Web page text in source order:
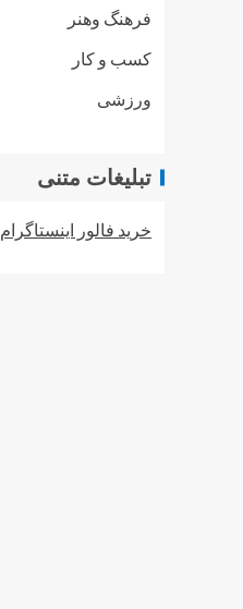
فرهنگ وهنر
کسب و کار
ورزشی
تبلیغات متنی
خرید فالور اینستاگرام